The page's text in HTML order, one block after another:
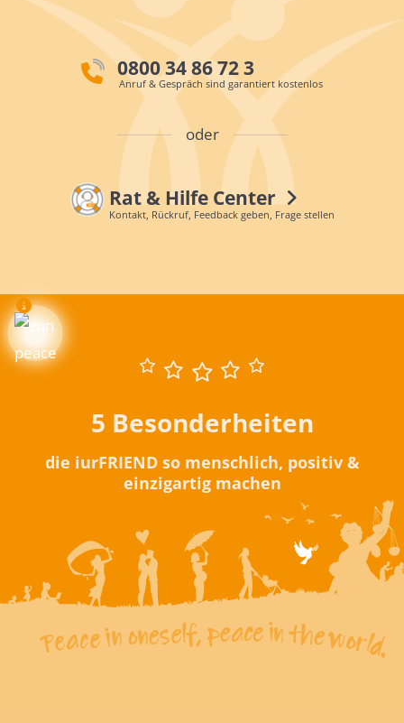
0800 34 86 72 3
Anruf & Gespräch sind garantiert kostenlos
oder
Rat & Hilfe Center
Kontakt, Rückruf, Feedback geben, Frage stellen
5 Besonderheiten
die iurFRIEND so menschlich, positiv &
einzigartig machen